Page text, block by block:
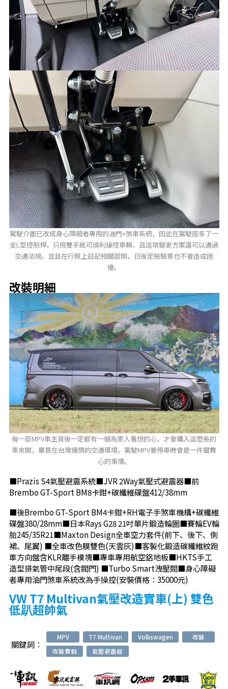
駕駛介面已改成身心障礙者專用的油門+煞車系統，因此在駕駛座多了一
支L型控制桿，只用雙手就可順利操控車輛，且這項變更方案還可以通過
交通法規，並且在行照上註記相關說明，日後定檢驗車也不會造成困
擾。
改裝明細
每一部MPV車主背後一定都有一個為家人著想的心，才會購入這麼長的
車來開，畢竟在台灣擁擠的交通環境，駕駛MPV要停車時會是一件蠻費
心的事情。
■Prazis S4氣壓避震系統■JVR 2Way氣壓式避震器■前
Brembo GT-Sport BM8卡鉗+碳纖維碟盤412/38mm
■後Brembo GT-Sport BM4卡鉗+RH電子手煞車機構+碳纖維
碟盤380/28mm■日本Rays G28 21吋單片鍛造輪圈■賽輪EV輪
胎245/35R21■Maxton Design全車空力套件(前下、後下、側
裙、尾翼) ■全車改色膜雙色(天雲灰)■客製化鍛造碳纖維紋跑
車方向盤含KLR離手模塊■專車專用航空鋁地板■HKTS手工
造型排氣管中尾段(含閥門) ■Turbo Smart洩壓閥■身心障礙
者專用油門煞車系統改為手操控(安裝價格：35000元)
VW T7 Multivan氣壓改造實車(上) 雙色
低趴超帥氣
關鍵詞：
MPV T7 Multivan Volkswagen
改裝
改裝實戰
氣壓避震器